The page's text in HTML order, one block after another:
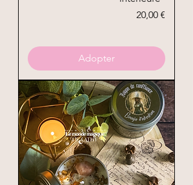
Prix
20,00 €
Adopter